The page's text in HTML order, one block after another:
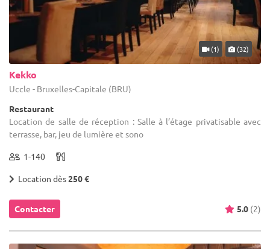
(1) (32)
Kekko
Uccle - Bruxelles-Capitale (BRU)
Restaurant
Location de salle de réception : Salle à l’étage privatisable avec
terrasse, bar, jeu de lumière et sono
1-140
Location dès250 €
Contacter 5.0 (2)